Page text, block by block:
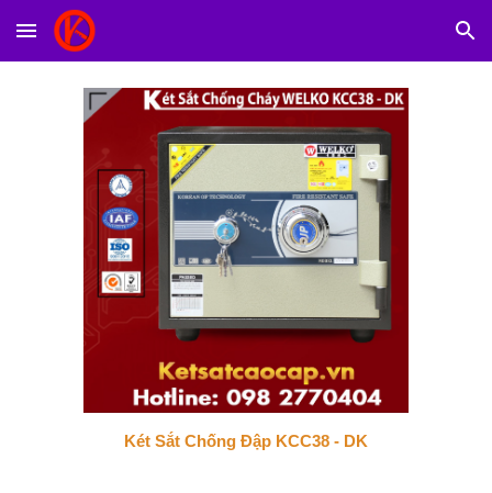
Skip to main content Skip to navigation
Két Sắt Chống Đập KCC38 - DK